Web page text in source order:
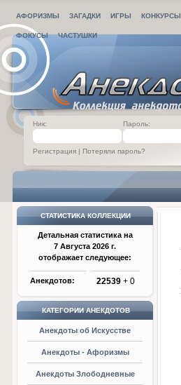
АФОРИЗМЫ ЗАГАДКИ ИГРЫ КОНКУРСЫ
ФОКУСЫ ЧАСТУШКИ
Ник: Пароль:
Регистрация | Потеряли пароль?
СТАТИСТИКА КОЛЛЕКЦИИ
Детальная статистика на
7 Августа 2026 г.
отображает следующее:
Анекдотов: 22539 + 0
КАТЕГОРИИ АНЕКДОТОВ
Анекдоты об Искусстве
Анекдоты - Афоризмы
Анекдоты Злободневные